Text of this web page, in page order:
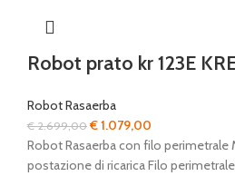
Robot prato kr 123E
Robot Rasaerba
€2.699,00Il
prezzo
originale
€1.079,00
prezzo
attuale
Robot Rasaerba con filo
postazione di ricarica Filo